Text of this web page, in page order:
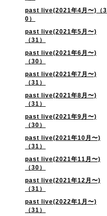
past live(2021年4月〜)（3
0）
past live(2021年5月〜)
（31）
past live(2021年6月〜)
（30）
past live(2021年7月〜)
（31）
past live(2021年8月〜)
（31）
past live(2021年9月〜)
（30）
past live(2021年10月〜)
（31）
past live(2021年11月〜)
（30）
past live(2021年12月〜)
（31）
past live(2022年1月〜)
（31）